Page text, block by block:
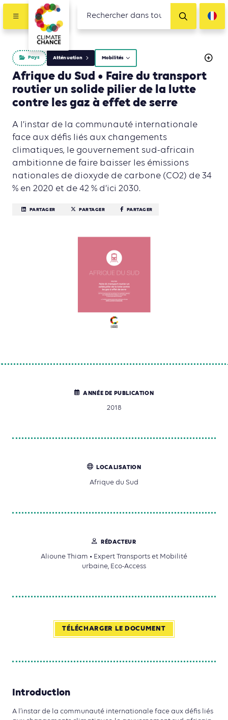
Pays Atténuation Mobilités
Afrique du Sud • Faire du transport
routier un solide pilier de la lutte
contre les gaz à effet de serre
A l’instar de la communauté internationale
face aux défis liés aux changements
climatiques, le gouvernement sud-africain
ambitionne de faire baisser les émissions
nationales de dioxyde de carbone (CO2) de 34
% en 2020 et de 42 % d’ici 2030.
PARTAGER PARTAGER PARTAGER
ANNÉE DE PUBLICATION
2018
LOCALISATION
Afrique du Sud
RÉDACTEUR
Alioune Thiam • Expert Transports et Mobilité
urbaine, Eco-Access
TÉLÉCHARGER LE DOCUMENT
Introduction
A l’instar de la communauté internationale face aux défis liés